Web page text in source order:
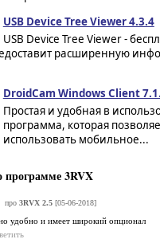
USB Device Tree Viewer 4.3.4
USB Device Tree Viewer -
расширенную
DroidCam Windows Client
Простая и удобная в
программа, которая
использовать мобильное...
3RVX
про 3RVX 2.5[05-06-2018]
удобно и имеет широкий опционал